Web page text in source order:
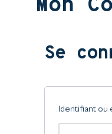
Mon
Se
Identifiant ou